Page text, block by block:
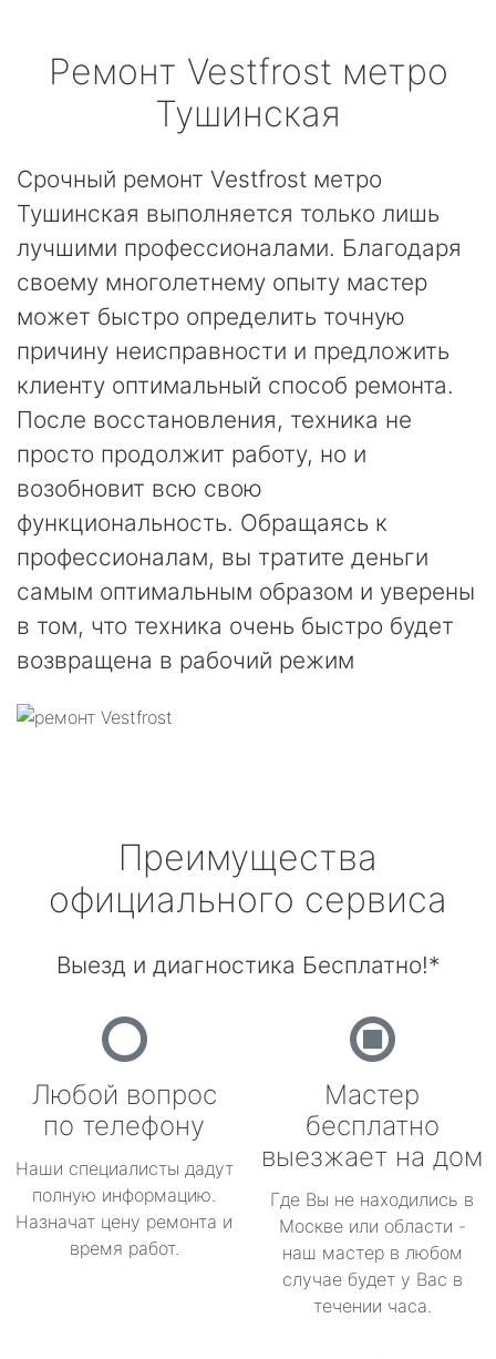
Ремонт Vestfrost метро
Тушинская
Срочный ремонт Vestfrost метро
Тушинская выполняется только лишь
лучшими профессионалами. Благодаря
своему многолетнему опыту мастер
может быстро определить точную
причину неисправности и предложить
клиенту оптимальный способ ремонта.
После восстановления, техника не
просто продолжит работу, но и
возобновит всю свою
функциональность. Обращаясь к
профессионалам, вы тратите деньги
самым оптимальным образом и уверены
в том, что техника очень быстро будет
возвращена в рабочий режим
Преимущества
официального сервиса
Выезд и диагностика Бесплатно!*
Любой вопрос
по телефону
Наши специалисты дадут
полную информацию.
Назначат цену ремонта и
время работ.
Мастер
бесплатно
выезжает на дом
Где Вы не находились в
Москве или области -
наш мастер в любом
случае будет у Вас в
течении часа.